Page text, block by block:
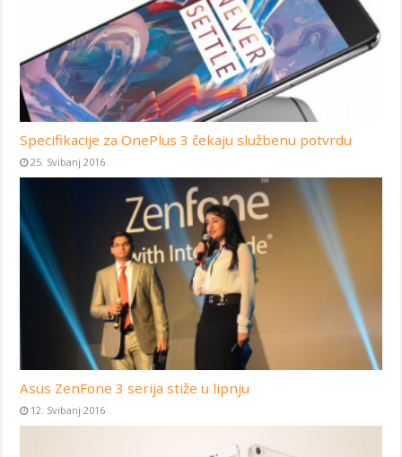
Specifikacije za OnePlus 3 čekaju službenu potvrdu
25. Svibanj 2016
Asus ZenFone 3 serija stiže u lipnju
12. Svibanj 2016